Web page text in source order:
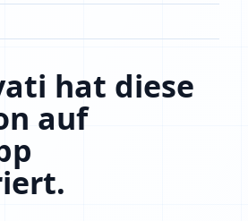
hat diese
auf